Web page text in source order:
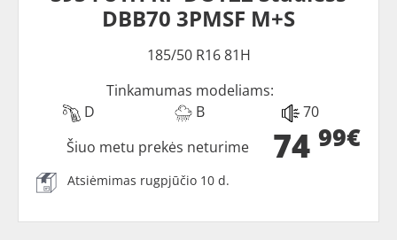
DBB70 3PMSF M+S
185/50 R16 81H
Tinkamumas modeliams:
D
B 70
74 99€
Šiuo metu prekės neturime
Atsiėmimas rugpjūčio 10 d.